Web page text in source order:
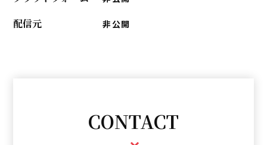
配信元 非公開
CONTACT